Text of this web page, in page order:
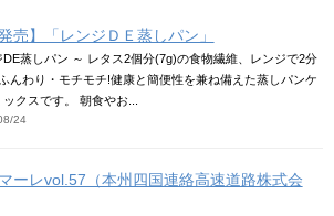
発売】「レンジＤＥ蒸しパン」
DE蒸しパン ～ レタス2個分(7g)の食物繊維、レンジで2分
んわり・モチモチ!健康と簡便性を兼ね備えた蒸しパンケ
ックスです。 朝食やお...
24
ーレvol.57（本州四国連絡高速道路株式会